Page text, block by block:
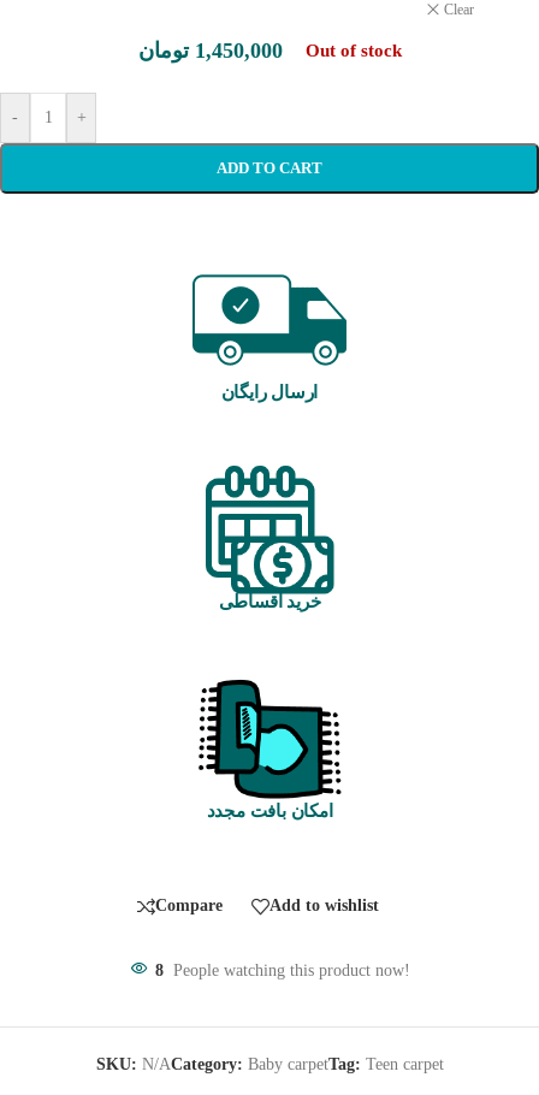
Clear
1,450,000 تومان Out of stock
- +
ADD TO CART
ارسال رایگان
خرید اقساطی
امکان بافت مجدد
Compare Add to wishlist
8 People watching this product now!
SKU: N/ACategory: Baby carpetTag: Teen carpet